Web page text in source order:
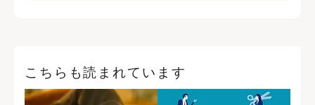
こちらも読まれています